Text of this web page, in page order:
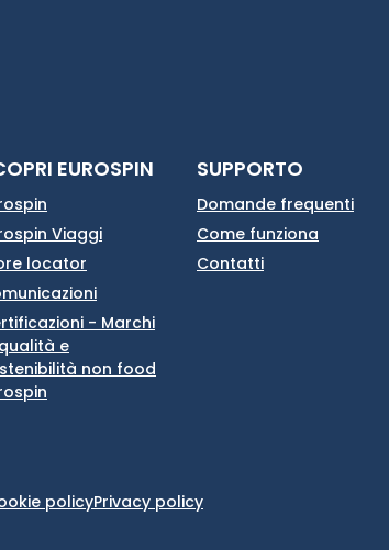
EUROSPIN
Viaggi
locator
- Marchi
e
non food
SUPPORTO
Domande frequenti
Come funziona
Contatti
policyPrivacy policy